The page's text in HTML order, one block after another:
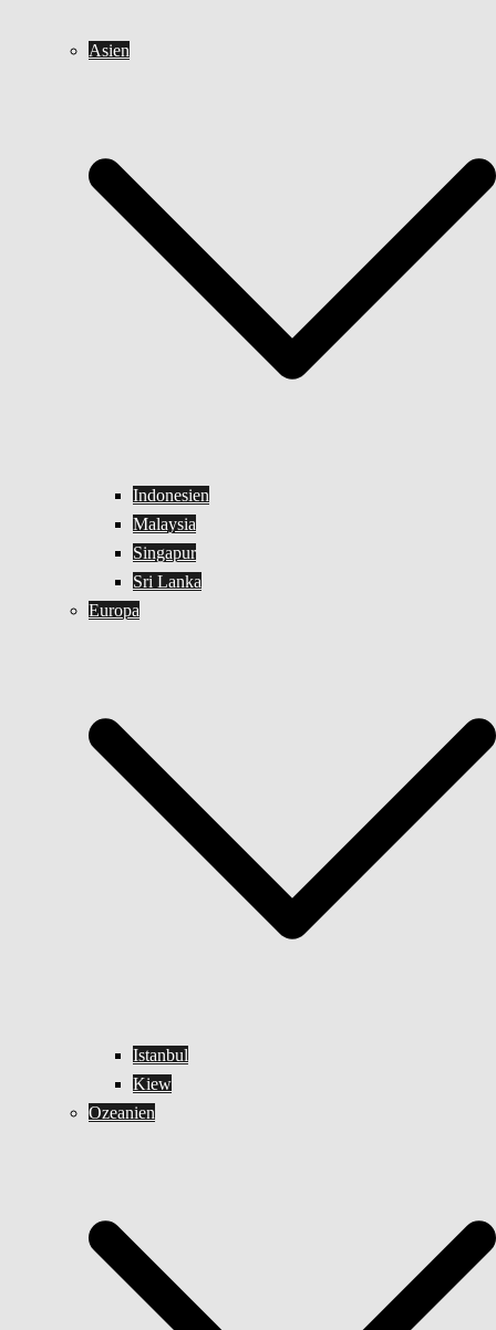
Asien
Indonesien
Malaysia
Singapur
Sri Lanka
Europa
Istanbul
Kiew
Ozeanien